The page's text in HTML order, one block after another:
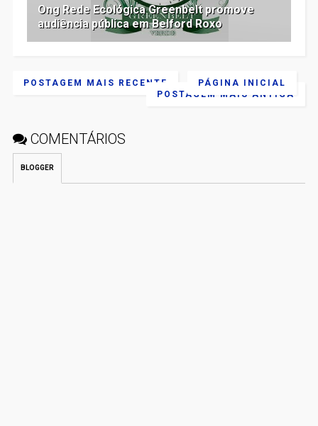
Ong Rede Ecológica Greenbelt promove
audiência pública em Belford Roxo
POSTAGEM MAIS RECENTE
POSTAGEM MAIS ANTIGA
PÁGINA INICIAL
COMENTÁRIOS
BLOGGER